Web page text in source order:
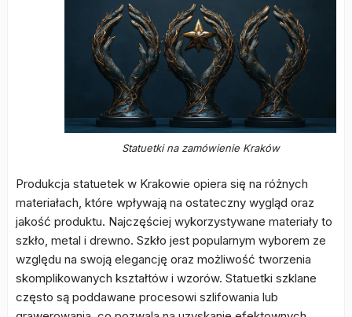
Statuetki na zamówienie Kraków
Produkcja statuetek w Krakowie opiera się na różnych
materiałach, które wpływają na ostateczny wygląd oraz
jakość produktu. Najczęściej wykorzystywane materiały to
szkło, metal i drewno. Szkło jest popularnym wyborem ze
względu na swoją elegancję oraz możliwość tworzenia
skomplikowanych kształtów i wzorów. Statuetki szklane
często są poddawane procesowi szlifowania lub